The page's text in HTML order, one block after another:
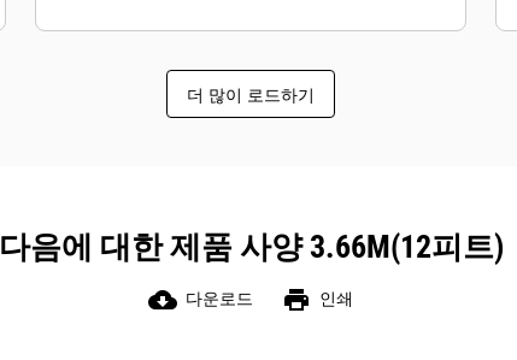
더 많이 로드하기
다음에 대한 제품 사양 3.66M(12피트)
cloud_download 다운로드 print 인쇄